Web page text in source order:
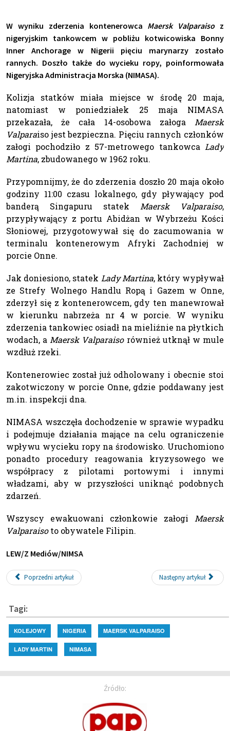
W wyniku zderzenia kontenerowca Maersk Valparaisoz
nigeryjskim tankowcem w pobliżu kotwicowiska Bonny
Inner Anchorage w Nigerii pięciu marynarzy zostało
rannych. Doszło także do wycieku ropy, poinformowała
Nigeryjska Administracja Morska (NIMASA).
Kolizja statków miała miejsce w środę 20 maja,
natomiast w poniedziałek 25 maja NIMASA
przekazała, że cała 14-osobowa załoga Maersk
Valparaiso jest bezpieczna. Pięciu rannych członków
załogi pochodziło z 57-metrowego tankowca Lady
Martina, zbudowanego w 1962 roku.
Przypomnijmy, że do zderzenia doszło 20 maja około
godziny 11:00 czasu lokalnego, gdy pływający pod
banderą Singapuru statek Maersk Valparaiso,
przypływający z portu Abidżan w Wybrzeżu Kości
Słoniowej, przygotowywał się do zacumowania w
terminalu kontenerowym Afryki Zachodniej w
porcie Onne.
Jak doniesiono, statek Lady Martina, który wypływał
ze Strefy Wolnego Handlu Ropą i Gazem w Onne,
zderzył się z kontenerowcem, gdy ten manewrował
w kierunku nabrzeża nr 4 w porcie. W wyniku
zderzenia tankowiec osiadł na mieliźnie na płytkich
wodach, a Maersk Valparaisorównież utknął w mule
wzdłuż rzeki.
Kontenerowiec został już odholowany i obecnie stoi
zakotwiczony w porcie Onne, gdzie poddawany jest
m.in. inspekcji dna.
NIMASA wszczęła dochodzenie w sprawie wypadku
i podejmuje działania mające na celu ograniczenie
wpływu wycieku ropy na środowisko. Uruchomiono
ponadto procedury reagowania kryzysowego we
współpracy z pilotami portowymi i innymi
władzami, aby w przyszłości uniknąć podobnych
zdarzeń.
Wszyscy ewakuowani członkowie załogi Maersk
Valparaisoto obywatele Filipin.
LEW/Z Mediów/NIMSA
Poprzedni artykuł Następny artykuł
Tagi:
KOLEJOWY NIGERIA MAERSK VALPARAISO
LADY MARTIN NIMASA
Źródło: